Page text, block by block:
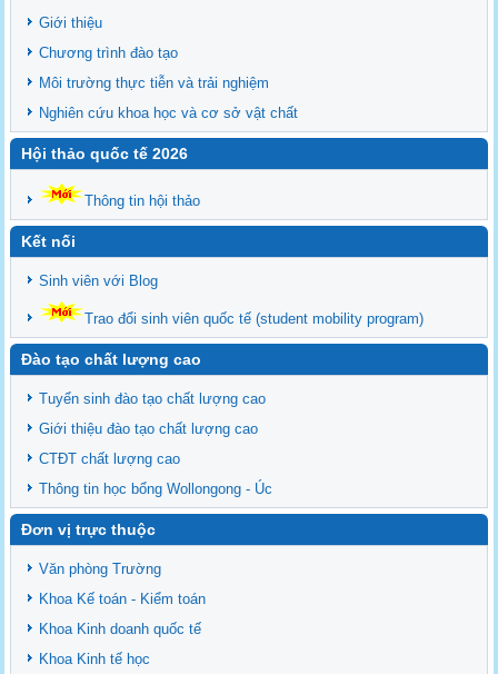
Giới thiệu
Chương trình đào tạo
Môi trường thực tiễn và trải nghiệm
Nghiên cứu khoa học và cơ sở vật chất
Hội thảo quốc tế 2026
Thông tin hội thảo
Kết nối
Sinh viên với Blog
Trao đổi sinh viên quốc tế (student mobility program)
Đào tạo chất lượng cao
Tuyển sinh đào tạo chất lượng cao
Giới thiệu đào tạo chất lượng cao
CTĐT chất lượng cao
Thông tin học bổng Wollongong - Úc
Đơn vị trực thuộc
Văn phòng Trường
Khoa Kế toán - Kiểm toán
Khoa Kinh doanh quốc tế
Khoa Kinh tế học